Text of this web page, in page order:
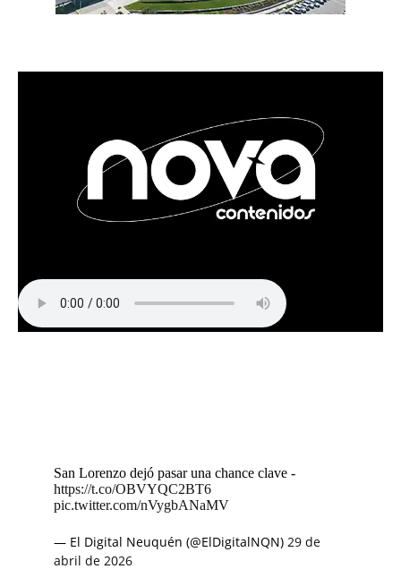
San Lorenzo dejó pasar una chance clave -
https://t.co/OBVYQC2BT6
pic.twitter.com/nVygbANaMV
— El Digital Neuquén (@ElDigitalNQN) 29 de
abril de 2026